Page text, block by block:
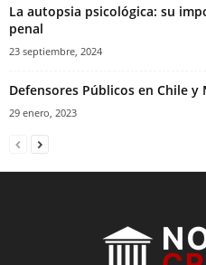
La autopsia psicológica: su
penal
23 septiembre, 2024
Defensores Públicos en Chile y
29 enero, 2023